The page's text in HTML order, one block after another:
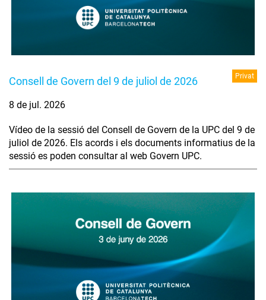
Consell de Govern del 9 de juliol de 2026 Privat
8 de jul. 2026
Vídeo de la sessió del Consell de Govern de la UPC del 9 de
juliol de 2026. Els acords i els documents informatius de la
sessió es poden consultar al web Govern UPC.